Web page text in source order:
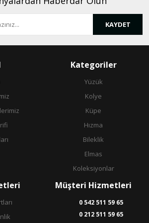
KAYDET
Kategoriler
Yüzük
Kolye
Küpe
Hızma
Bileklik
Elmas
Koleksiyonlar
Müşteri Hizmetleri
0 542 511 59 65
0 212 511 59 65